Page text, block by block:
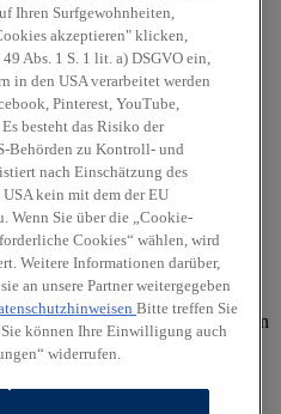
KG
Verordnung 524/2013 über die
Streitigkeiten sind in der
die Online-Kaufverträge oder
verpflichtet, auf ihren
(Online-
bereitzustellen. Den Link finden
odr
(VSBG)
Ihren Surfgewohnheiten,
akzeptieren" klicken,
Abs. 1 S. 1 lit. a) DSGVO ein,
in den USA verarbeitet werden
Pinterest, YouTube,
besteht das Risiko der
Behörden zu Kontroll- und
nach Einschätzung des
kein mit dem der EU
Wenn Sie über die „Cookie-
Cookies“ wählen, wird
Weitere Informationen darüber,
an unsere Partner weitergegeben
Bitte treffen Sie
können Ihre Einwilligung auch
widerrufen.